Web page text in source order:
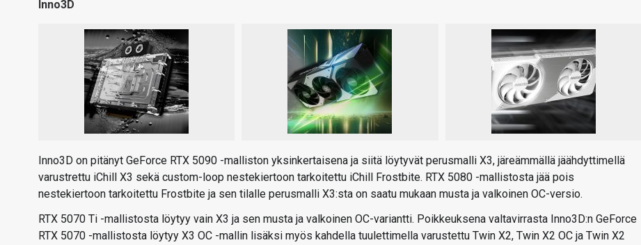
Inno3D
Inno3D on pitänyt GeForce RTX 5090 -malliston yksinkertaisena ja siitä löytyvät perusmalli X3, järeämmällä jäähdyttimellä
varustrettu iChill X3 sekä custom-loop nestekiertoon tarkoitettu iChill Frostbite. RTX 5080 -mallistosta jää pois
nestekiertoon tarkoitettu Frostbite ja sen tilalle perusmalli X3:sta on saatu mukaan musta ja valkoinen OC-versio.
RTX 5070 Ti -mallistosta löytyy vain X3 ja sen musta ja valkoinen OC-variantti. Poikkeuksena valtavirrasta Inno3D:n GeForce
RTX 5070 -mallistosta löytyy X3 OC -mallin lisäksi myös kahdella tuulettimella varustettu Twin X2, Twin X2 OC ja Twin X2